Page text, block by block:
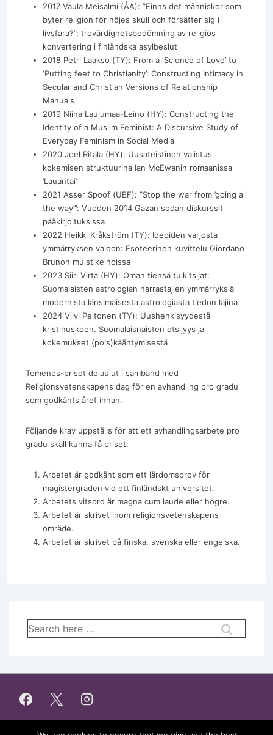
2017 Vaula Meisalmi (ÅA): ”Finns det människor som
byter religion för nöjes skull och försätter sig i
livsfara?”: trovärdighetsbedömning av religiös
konvertering i finländska asylbeslut
2018 Petri Laakso (TY): From a ‘Science of Love’ to
‘Putting feet to Christianity’: Constructing Intimacy in
Secular and Christian Versions of Relationship
Manuals
2019 Niina Laulumaa-Leino (HY): Constructing the
Identity of a Muslim Feminist: A Discursive Study of
Everyday Feminism in Social Media
2020 Joel Ritala (HY): Uusateistinen valistus
kokemisen struktuurina Ian McEwanin romaanissa
’Lauantai’
2021 Asser Spoof (UEF): ”Stop the war from ’going all
the way’”: Vuoden 2014 Gazan sodan diskurssit
pääkirjoituksissa
2022 Heikki Kråkström (TY): Ideoiden varjosta
ymmärryksen valoon: Esoteerinen kuvittelu Giordano
Brunon muistikeinoissa
2023 Siiri Virta (HY): Oman tiensä tulkitsijat:
Suomalaisten astrologian harrastajien ymmärryksiä
modernista länsimaisesta astrologiasta tiedon lajina
2024 Viivi Peltonen (TY): Uushenkisyydestä
kristinuskoon. Suomalaisnaisten etsijyys ja
kokemukset (pois)kääntymisestä
Temenos-priset delas ut i samband med
Religionsvetenskapens dag för en avhandling pro gradu
som godkänts året innan.
Följande krav uppställs för att ett avhandlingsarbete pro
gradu skall kunna få priset:
Arbetet är godkänt som ett lärdomsprov för
magistergraden vid ett finländskt universitet.
Arbetets vitsord är magna cum laude eller högre.
Arbetet är skrivet inom religionsvetenskapens
område.
Arbetet är skrivet på finska, svenska eller engelska.
Sök
efter: